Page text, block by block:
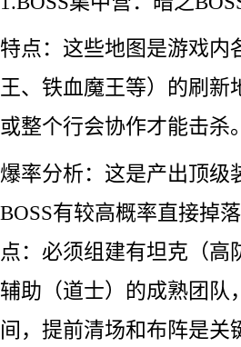
特点：这些地图是游戏内
王、铁血魔王等）的刷新
或整个行会协作才能击杀。
爆率分析：这是产出顶级
BOSS有较高概率直接掉
点：必须组建有坦克（
辅助（道士）的成熟团队
间，提前清场和布阵是关